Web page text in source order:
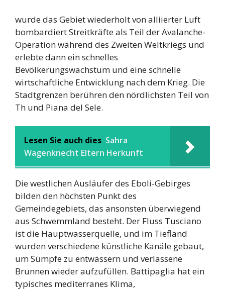
wurde das Gebiet wiederholt von alliierter Luft
bombardiert Streitkräfte als Teil der Avalanche-
Operation während des Zweiten Weltkriegs und
erlebte dann ein schnelles
Bevölkerungswachstum und eine schnelle
wirtschaftliche Entwicklung nach dem Krieg. Die
Stadtgrenzen berühren den nördlichsten Teil von
Th und Piana del Sele.
Lesen Sie auch dies Sahra
Wagenknecht Eltern Herkunft
Die westlichen Ausläufer des Eboli-Gebirges
bilden den höchsten Punkt des
Gemeindegebiets, das ansonsten überwiegend
aus Schwemmland besteht. Der Fluss Tusciano
ist die Hauptwasserquelle, und im Tiefland
wurden verschiedene künstliche Kanäle gebaut,
um Sümpfe zu entwässern und verlassene
Brunnen wieder aufzufüllen. Battipaglia hat ein
typisches mediterranes Klima,